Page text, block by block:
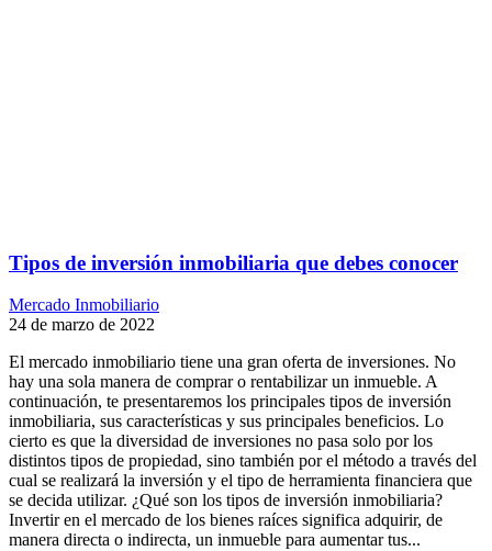
Tipos de inversión inmobiliaria que debes conocer
Mercado Inmobiliario
24 de marzo de 2022
El mercado inmobiliario tiene una gran oferta de inversiones. No
hay una sola manera de comprar o rentabilizar un inmueble. A
continuación, te presentaremos los principales tipos de inversión
inmobiliaria, sus características y sus principales beneficios. Lo
cierto es que la diversidad de inversiones no pasa solo por los
distintos tipos de propiedad, sino también por el método a través del
cual se realizará la inversión y el tipo de herramienta financiera que
se decida utilizar. ¿Qué son los tipos de inversión inmobiliaria?
Invertir en el mercado de los bienes raíces significa adquirir, de
manera directa o indirecta, un inmueble para aumentar tus...